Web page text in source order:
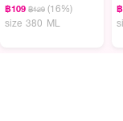
แต่ไม่มีผลต่อคุณภาพผลิ
฿109 ฿129 (16%)
size 380 ML